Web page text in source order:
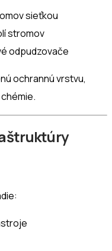
sieťkou
stromov
odpudzovače
ochrannú vrstvu,